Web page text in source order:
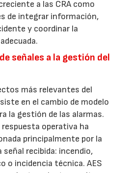
a las CRA como
de integrar información,
y coordinar la
señales a la gestión del
más relevantes del
en el cambio de modelo
la gestión de las alarmas.
operativa ha
principalmente por la
señal recibida: incendio,
o incidencia técnica. AES